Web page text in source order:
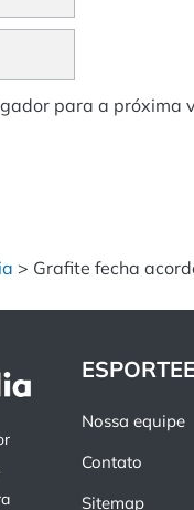
para a próxima
> Grafite fecha
Nossa equipe
Contato
Sitemap